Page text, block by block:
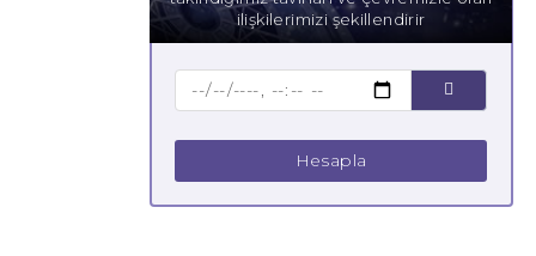
ilişkilerimizi şekillendirir
Hesapla